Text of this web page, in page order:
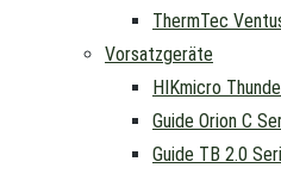
ThermTec
Vorsatzgeräte
HIKmicro
Guide Orion C
Guide TB 2.0